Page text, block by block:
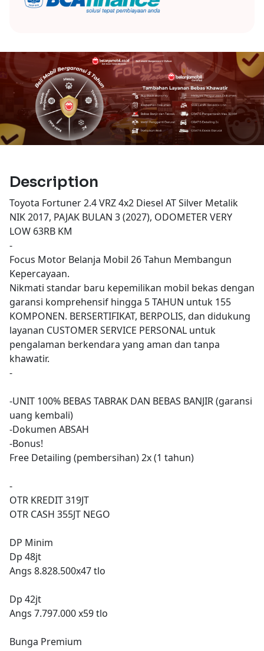
Description
Toyota Fortuner 2.4 VRZ 4x2 Diesel AT Silver Metalik
NIK 2017, PAJAK BULAN 3 (2027), ODOMETER VERY
LOW 63RB KM
-
Focus Motor Belanja Mobil 26 Tahun Membangun
Kepercayaan.
Nikmati standar baru kepemilikan mobil bekas dengan
garansi komprehensif hingga 5 TAHUN untuk 155
KOMPONEN. BERSERTIFIKAT, BERPOLIS, dan didukung
layanan CUSTOMER SERVICE PERSONAL untuk
pengalaman berkendara yang aman dan tanpa
khawatir.
-
-UNIT 100% BEBAS TABRAK DAN BEBAS BANJIR (garansi
uang kembali)
-Dokumen ABSAH
-Bonus!
Free Detailing (pembersihan) 2x (1 tahun)
-
OTR KREDIT 319JT
OTR CASH 355JT NEGO
DP Minim
Dp 48jt
Angs 8.828.500x47 tlo
Dp 42jt
Angs 7.797.000 x59 tlo
Bunga Premium